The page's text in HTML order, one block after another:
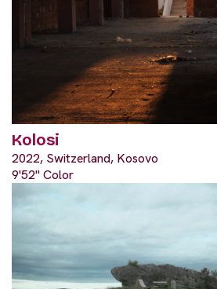
Kolosi
2022, Switzerland, Kosovo
9'52" Color